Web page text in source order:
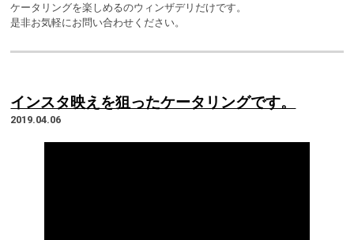
ケータリングを楽しめるのウィンザデリだけです。
是非お気軽にお問い合わせください。
インスタ映えを狙ったケータリングです。
2019.04.06